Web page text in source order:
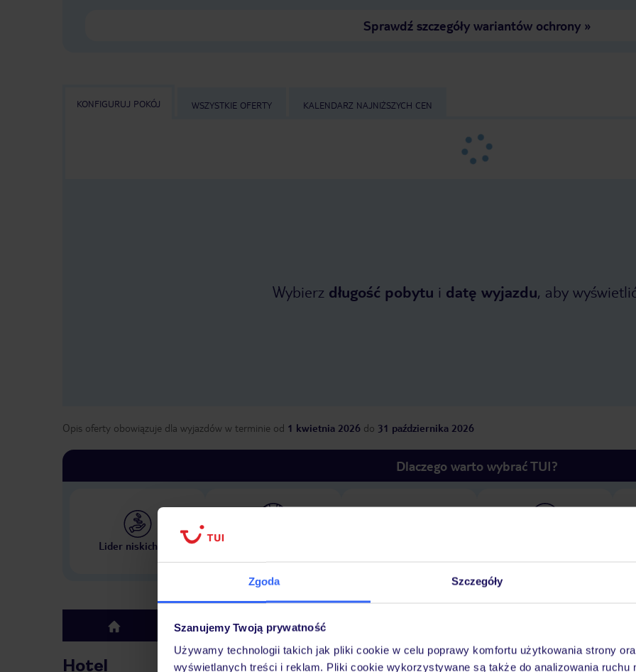
Zgoda Szczegóły
Szanujemy Twoją prywatność
Używamy technologii takich jak pliki cookie w celu poprawy komfortu użytkowania strony
wyświetlanych treści i reklam. Pliki cookie wykorzystywane są także do analizowania ruchu
Sprawdź szczegóły wariantów ochrony»
KONFIGURUJ POKÓJ WSZYSTKIE OFERTY KALENDARZ NAJNIŻSZYCH CEN
Wybierz długość pobytu i datę wyjazdu, aby
Opis oferty obowiązuje dla wyjazdów w terminie od 1 kwietnia 2026 do 31 października 2026
Dlaczego warto wybrać TUI?
Lider niskich cen
Największe biuro podróży
top Hotel Pokoje
Hotel